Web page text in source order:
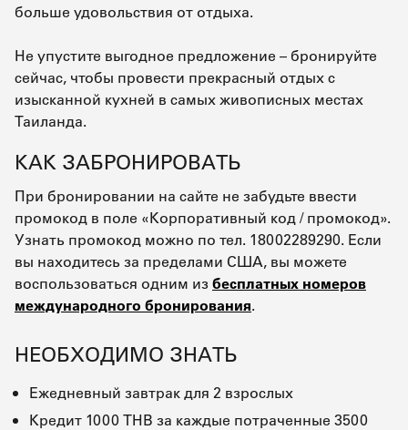
больше удовольствия от отдыха.
Не упустите выгодное предложение – бронируйте
сейчас, чтобы провести прекрасный отдых с
изысканной кухней в самых живописных местах
Таиланда.
КАК ЗАБРОНИРОВАТЬ
При бронировании на сайте не забудьте ввести
промокод в поле «Корпоративный код / промокод».
Узнать промокод можно по тел. 18002289290. Если
вы находитесь за пределами США, вы можете
воспользоваться одним из бесплатных номеров
международного бронирования.
НЕОБХОДИМО ЗНАТЬ
Ежедневный завтрак для 2 взрослых
Кредит 1000 THB за каждые потраченные 3500